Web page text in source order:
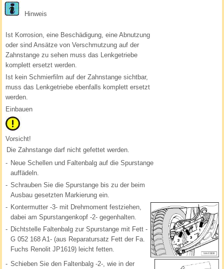
Hinweis
Ist Korrosion, eine Beschädigung, eine Abnutzung
oder sind Ansätze von Verschmutzung auf der
Zahnstange zu sehen muss das Lenkgetriebe
komplett ersetzt werden.
Ist kein Schmierfilm auf der Zahnstange sichtbar,
muss das Lenkgetriebe ebenfalls komplett ersetzt
werden.
Einbauen
Vorsicht!
Die Zahnstange darf nicht gefettet werden.
- Neue Schellen und Faltenbalg auf die Spurstange
auffädeln.
- Schrauben Sie die Spurstange bis zu der beim
Ausbau gesetzten Markierung ein.
- Kontermutter -3- mit Drehmoment festziehen,
dabei am Spurstangenkopf -2- gegenhalten.
- Dichtstelle Faltenbalg zur Spurstange mit Fett -
G 052 168 A1- (aus Reparatursatz Fett der Fa.
Fuchs Renolit JP1619) leicht fetten.
- Schieben Sie den Faltenbalg -2-, wie in der